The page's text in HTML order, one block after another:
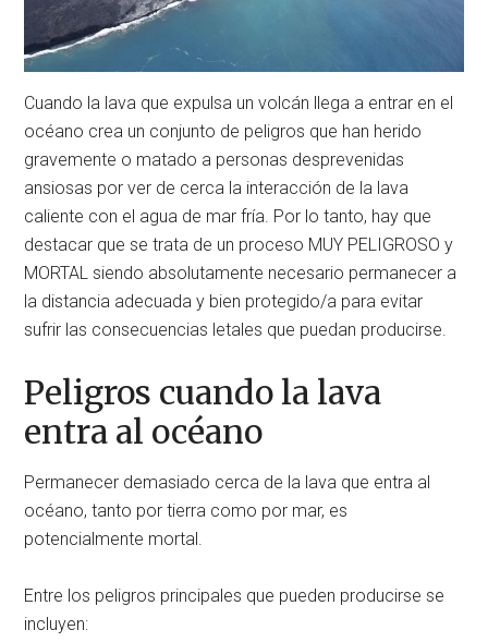
Cuando la lava que expulsa un volcán llega a entrar en el
océano crea un conjunto de peligros que han herido
gravemente o matado a personas desprevenidas
ansiosas por ver de cerca la interacción de la lava
caliente con el agua de mar fría. Por lo tanto, hay que
destacar que se trata de un proceso MUY PELIGROSO y
MORTAL siendo absolutamente necesario permanecer a
la distancia adecuada y bien protegido/a para evitar
sufrir las consecuencias letales que puedan producirse.
Peligros cuando la lava
entra al océano
Permanecer demasiado cerca de la lava que entra al
océano, tanto por tierra como por mar, es
potencialmente mortal.
Entre los peligros principales que pueden producirse se
incluyen: